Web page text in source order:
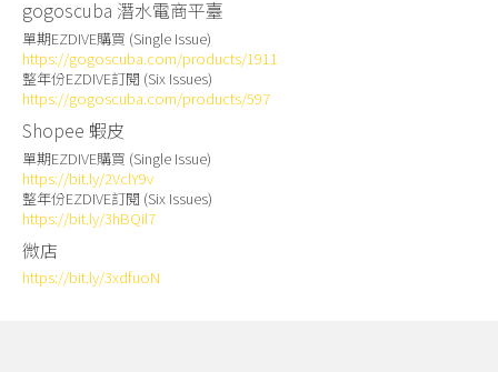
gogoscuba 潛水電商平臺
單期EZDIVE購買 (Single Issue)
https://gogoscuba.com/products/1911
整年份EZDIVE訂閱 (Six Issues)
https://gogoscuba.com/products/597
Shopee 蝦皮
單期EZDIVE購買 (Single Issue)
https://bit.ly/2VclY9v
整年份EZDIVE訂閱 (Six Issues)
https://bit.ly/3hBQil7
微店
https://bit.ly/3xdfuoN